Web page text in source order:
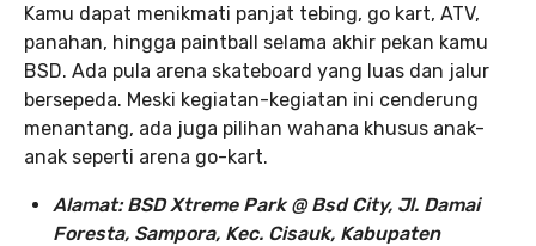
Kamu dapat menikmati panjat tebing, go kart, ATV,
panahan, hingga paintball selama akhir pekan kamu
BSD. Ada pula arena skateboard yang luas dan jalur
bersepeda. Meski kegiatan-kegiatan ini cenderung
menantang, ada juga pilihan wahana khusus anak-
anak seperti arena go-kart.
Alamat: BSD Xtreme Park @ Bsd City, Jl. Damai
Foresta, Sampora, Kec. Cisauk, Kabupaten